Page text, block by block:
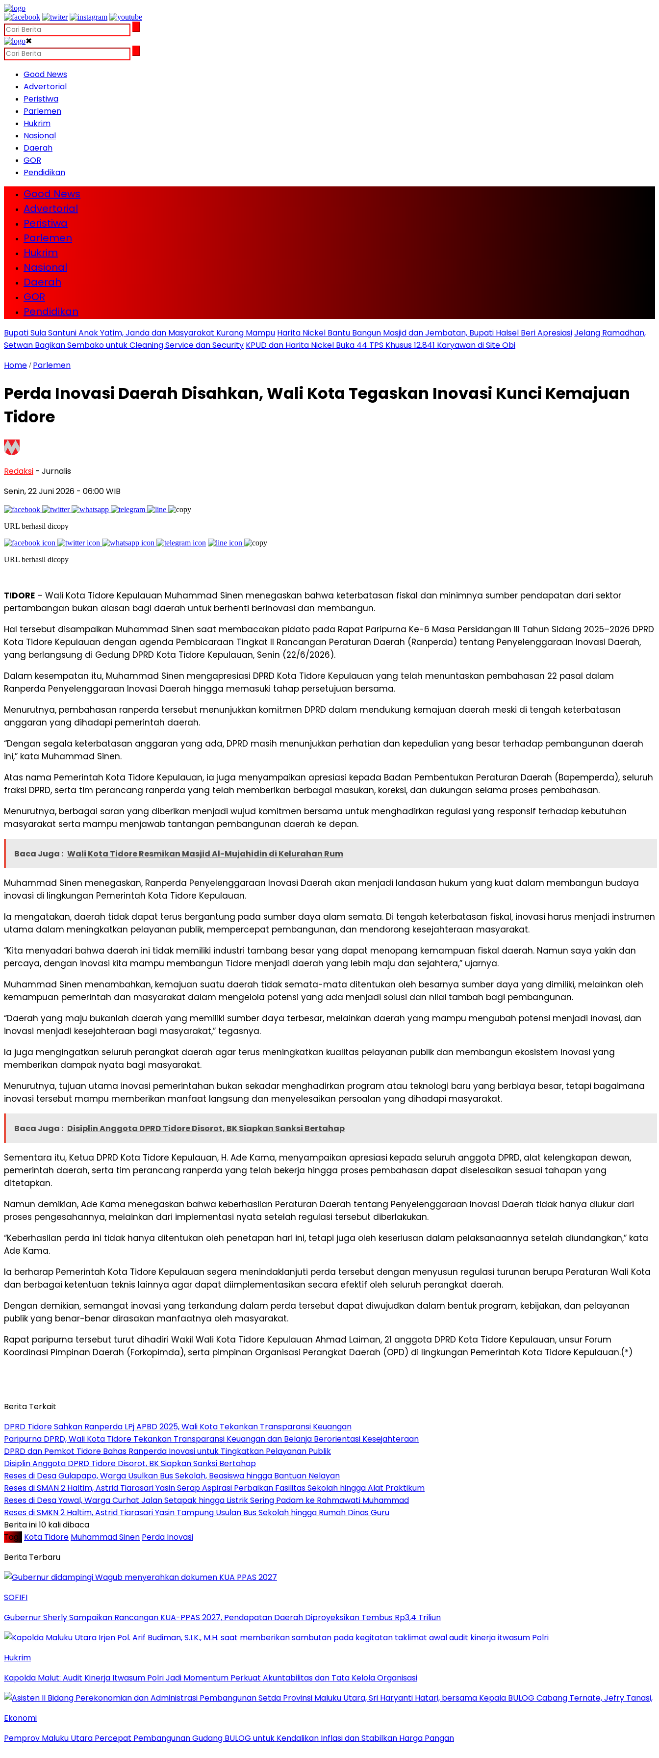
✖
Good News
Advertorial
Peristiwa
Parlemen
Hukrim
Nasional
Daerah
GOR
Pendidikan
Good News
Advertorial
Peristiwa
Parlemen
Hukrim
Nasional
Daerah
GOR
Pendidikan
Bupati Sula Santuni Anak Yatim, Janda dan Masyarakat Kurang Mampu Harita Nickel Bantu Bangun Masjid dan Jembatan, Bupati Halsel Beri ApresiasiJelang Ramadhan,
Setwan Bagikan Sembako untuk Cleaning Service dan Security KPUD dan Harita Nickel Buka 44 TPS Khusus 12.841 Karyawan di Site Obi
Home / Parlemen
Perda Inovasi Daerah Disahkan, Wali Kota Tegaskan Inovasi Kunci Kemajuan
Tidore
Redaksi - Jurnalis
Senin, 22 Juni 2026 - 06:00 WIB
URL berhasil dicopy
URL berhasil dicopy
TIDORE – Wali Kota Tidore Kepulauan Muhammad Sinen menegaskan bahwa keterbatasan fiskal dan minimnya sumber pendapatan dari sektor
pertambangan bukan alasan bagi daerah untuk berhenti berinovasi dan membangun.
Hal tersebut disampaikan Muhammad Sinen saat membacakan pidato pada Rapat Paripurna Ke-6 Masa Persidangan III Tahun Sidang 2025–2026 DPRD
Kota Tidore Kepulauan dengan agenda Pembicaraan Tingkat II Rancangan Peraturan Daerah (Ranperda) tentang Penyelenggaraan Inovasi Daerah,
yang berlangsung di Gedung DPRD Kota Tidore Kepulauan, Senin (22/6/2026).
Dalam kesempatan itu, Muhammad Sinen mengapresiasi DPRD Kota Tidore Kepulauan yang telah menuntaskan pembahasan 22 pasal dalam
Ranperda Penyelenggaraan Inovasi Daerah hingga memasuki tahap persetujuan bersama.
Menurutnya, pembahasan ranperda tersebut menunjukkan komitmen DPRD dalam mendukung kemajuan daerah meski di tengah keterbatasan
anggaran yang dihadapi pemerintah daerah.
“Dengan segala keterbatasan anggaran yang ada, DPRD masih menunjukkan perhatian dan kepedulian yang besar terhadap pembangunan daerah
ini,” kata Muhammad Sinen.
Atas nama Pemerintah Kota Tidore Kepulauan, ia juga menyampaikan apresiasi kepada Badan Pembentukan Peraturan Daerah (Bapemperda), seluruh
fraksi DPRD, serta tim perancang ranperda yang telah memberikan berbagai masukan, koreksi, dan dukungan selama proses pembahasan.
Menurutnya, berbagai saran yang diberikan menjadi wujud komitmen bersama untuk menghadirkan regulasi yang responsif terhadap kebutuhan
masyarakat serta mampu menjawab tantangan pembangunan daerah ke depan.
Baca Juga : Wali Kota Tidore Resmikan Masjid Al-Mujahidin di Kelurahan Rum
Muhammad Sinen menegaskan, Ranperda Penyelenggaraan Inovasi Daerah akan menjadi landasan hukum yang kuat dalam membangun budaya
inovasi di lingkungan Pemerintah Kota Tidore Kepulauan.
Ia mengatakan, daerah tidak dapat terus bergantung pada sumber daya alam semata. Di tengah keterbatasan fiskal, inovasi harus menjadi instrumen
utama dalam meningkatkan pelayanan publik, mempercepat pembangunan, dan mendorong kesejahteraan masyarakat.
“Kita menyadari bahwa daerah ini tidak memiliki industri tambang besar yang dapat menopang kemampuan fiskal daerah. Namun saya yakin dan
percaya, dengan inovasi kita mampu membangun Tidore menjadi daerah yang lebih maju dan sejahtera,” ujarnya.
Muhammad Sinen menambahkan, kemajuan suatu daerah tidak semata-mata ditentukan oleh besarnya sumber daya yang dimiliki, melainkan oleh
kemampuan pemerintah dan masyarakat dalam mengelola potensi yang ada menjadi solusi dan nilai tambah bagi pembangunan.
“Daerah yang maju bukanlah daerah yang memiliki sumber daya terbesar, melainkan daerah yang mampu mengubah potensi menjadi inovasi, dan
inovasi menjadi kesejahteraan bagi masyarakat,” tegasnya.
Ia juga mengingatkan seluruh perangkat daerah agar terus meningkatkan kualitas pelayanan publik dan membangun ekosistem inovasi yang
memberikan dampak nyata bagi masyarakat.
Menurutnya, tujuan utama inovasi pemerintahan bukan sekadar menghadirkan program atau teknologi baru yang berbiaya besar, tetapi bagaimana
inovasi tersebut mampu memberikan manfaat langsung dan menyelesaikan persoalan yang dihadapi masyarakat.
Baca Juga : Disiplin Anggota DPRD Tidore Disorot, BK Siapkan Sanksi Bertahap
Sementara itu, Ketua DPRD Kota Tidore Kepulauan, H. Ade Kama, menyampaikan apresiasi kepada seluruh anggota DPRD, alat kelengkapan dewan,
pemerintah daerah, serta tim perancang ranperda yang telah bekerja hingga proses pembahasan dapat diselesaikan sesuai tahapan yang
ditetapkan.
Namun demikian, Ade Kama menegaskan bahwa keberhasilan Peraturan Daerah tentang Penyelenggaraan Inovasi Daerah tidak hanya diukur dari
proses pengesahannya, melainkan dari implementasi nyata setelah regulasi tersebut diberlakukan.
“Keberhasilan perda ini tidak hanya ditentukan oleh penetapan hari ini, tetapi juga oleh keseriusan dalam pelaksanaannya setelah diundangkan,” kata
Ade Kama.
Ia berharap Pemerintah Kota Tidore Kepulauan segera menindaklanjuti perda tersebut dengan menyusun regulasi turunan berupa Peraturan Wali Kota
dan berbagai ketentuan teknis lainnya agar dapat diimplementasikan secara efektif oleh seluruh perangkat daerah.
Dengan demikian, semangat inovasi yang terkandung dalam perda tersebut dapat diwujudkan dalam bentuk program, kebijakan, dan pelayanan
publik yang benar-benar dirasakan manfaatnya oleh masyarakat.
Rapat paripurna tersebut turut dihadiri Wakil Wali Kota Tidore Kepulauan Ahmad Laiman, 21 anggota DPRD Kota Tidore Kepulauan, unsur Forum
Koordinasi Pimpinan Daerah (Forkopimda), serta pimpinan Organisasi Perangkat Daerah (OPD) di lingkungan Pemerintah Kota Tidore Kepulauan.(*)
Berita Terkait
DPRD Tidore Sahkan Ranperda LPj APBD 2025, Wali Kota Tekankan Transparansi Keuangan
Paripurna DPRD, Wali Kota Tidore Tekankan Transparansi Keuangan dan Belanja Berorientasi Kesejahteraan
DPRD dan Pemkot Tidore Bahas Ranperda Inovasi untuk Tingkatkan Pelayanan Publik
Disiplin Anggota DPRD Tidore Disorot, BK Siapkan Sanksi Bertahap
Reses di Desa Gulapapo, Warga Usulkan Bus Sekolah, Beasiswa hingga Bantuan Nelayan
Reses di SMAN 2 Haltim, Astrid Tiarasari Yasin Serap Aspirasi Perbaikan Fasilitas Sekolah hingga Alat Praktikum
Reses di Desa Yawal, Warga Curhat Jalan Setapak hingga Listrik Sering Padam ke Rahmawati Muhammad
Reses di SMKN 2 Haltim, Astrid Tiarasari Yasin Tampung Usulan Bus Sekolah hingga Rumah Dinas Guru
Berita ini 10 kali dibaca
Tag : Kota Tidore Muhammad Sinen Perda Inovasi
Berita Terbaru
SOFIFI
Gubernur Sherly Sampaikan Rancangan KUA-PPAS 2027, Pendapatan Daerah Diproyeksikan Tembus Rp3,4 Triliun
Hukrim
Kapolda Malut: Audit Kinerja Itwasum Polri Jadi Momentum Perkuat Akuntabilitas dan Tata Kelola Organisasi
Ekonomi
Pemprov Maluku Utara Percepat Pembangunan Gudang BULOG untuk Kendalikan Inflasi dan Stabilkan Harga Pangan